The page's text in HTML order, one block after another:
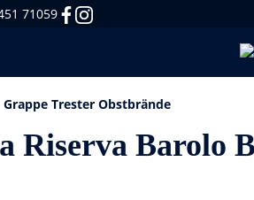
71059
Grappe Trester Obstbrände
Riserva Barolo